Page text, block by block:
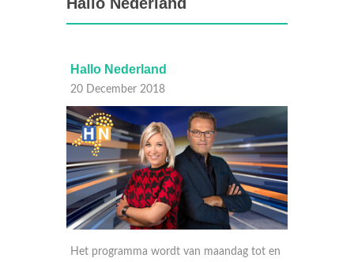
Hallo Nederland
20 December 2018
Het programma wordt van maandag tot en